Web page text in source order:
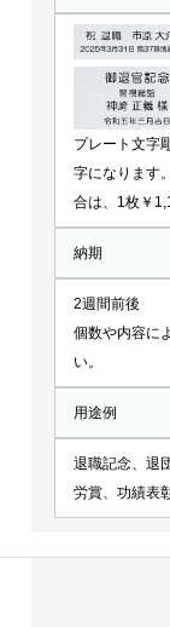
プレート文字
字になります
合は、1枚￥
納期
2週間前後
個数や内容に
い。
用途例
退職記念、退
労賞、功績表